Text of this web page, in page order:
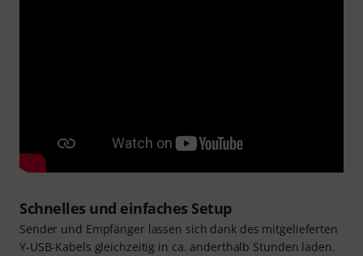
Schnelles und einfaches Setup
Sender und Empfänger lassen sich dank des mitgelieferten
Y-USB-Kabels gleichzeitig in ca. anderthalb Stunden laden.